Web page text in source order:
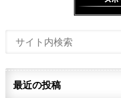
最近の投稿